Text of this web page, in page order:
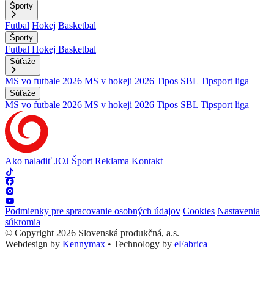
Športy
Futbal Hokej Basketbal
Športy
Futbal Hokej Basketbal
Súťaže
MS vo futbale 2026 MS v hokeji 2026 Tipos SBL Tipsport liga
Súťaže
MS vo futbale 2026 MS v hokeji 2026 Tipos SBL Tipsport liga
Ako naladiť JOJ Šport Reklama Kontakt
Podmienky pre spracovanie osobných údajov Cookies Nastavenia
súkromia
© Copyright 2026 Slovenská produkčná, a.s.
Webdesign by Kennymax • Technology by eFabrica